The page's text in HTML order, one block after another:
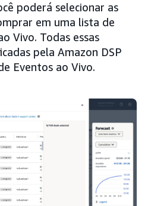
poderá selecionar as
em uma lista de
Vivo. Todas essas
pela Amazon DSP
Eventos ao Vivo.